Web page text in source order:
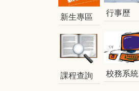
新生專區 行事歷
課程查詢 校務系統